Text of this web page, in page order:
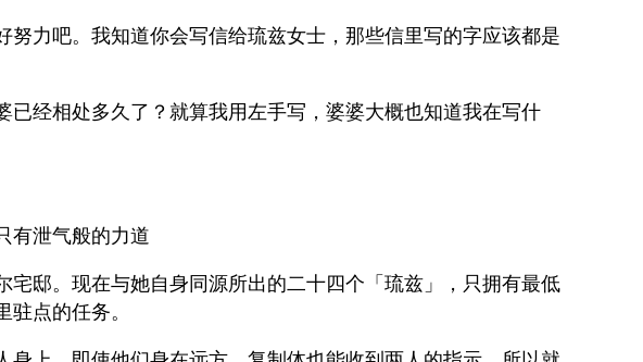
努力吧。我知道你会写信给琉兹女士，那些信里写的字应该都是
已经相处多久了？就算我用左手写，婆婆大概也知道我在写什
有泄气般的力道
邸。现在与她自身同源所出的二十四个「琉兹」，只拥有最低
点的任务。